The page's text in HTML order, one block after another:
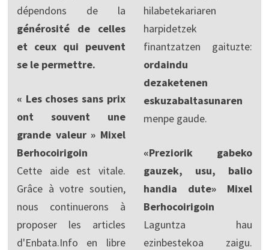
dépendons de la
générosité de celles
et ceux qui peuvent
se le permettre.
« Les choses sans prix
ont souvent une
grande valeur » Mixel
Berhocoirigoin
Cette aide est vitale.
Grâce à votre soutien,
nous continuerons à
proposer les articles
d'Enbata.Info en libre
hilabetekariaren
harpidetzek
finantzatzen gaituzte:
ordaindu
dezaketenen
eskuzabaltasunaren
menpe gaude.
«Preziorik gabeko
gauzek, usu, balio
handia dute» Mixel
Berhocoirigoin
Laguntza hau
ezinbestekoa zaigu.